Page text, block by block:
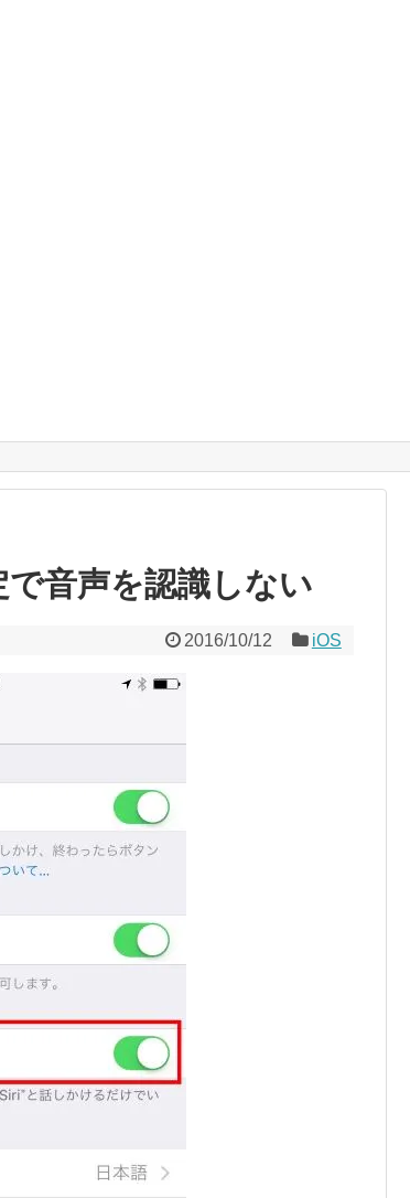
音声を認識しない
2016/10/12 iOS